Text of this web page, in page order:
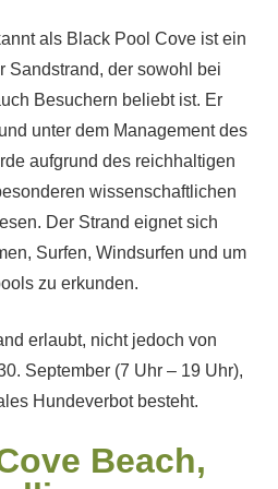
als Black Pool Cove ist ein
Sandstrand, der sowohl bei
Besuchern beliebt ist. Er
unter dem Management des
aufgrund des reichhaltigen
wissenschaftlichen
Der Strand eignet sich
Surfen, Windsurfen und um
zu erkunden.
erlaubt, nicht jedoch von
September (7 Uhr – 19 Uhr),
Hundeverbot besteht.
Beach,